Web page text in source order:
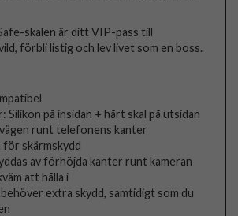
skalen är ditt VIP-pass till
förbli listig och lev livet som en boss.
Silikon på insidan + hårt skal på utsidan
runt telefonens kanter
för skärmskydd
av förhöjda kanter runt kameran
att hålla i
extra skydd, samtidigt som du